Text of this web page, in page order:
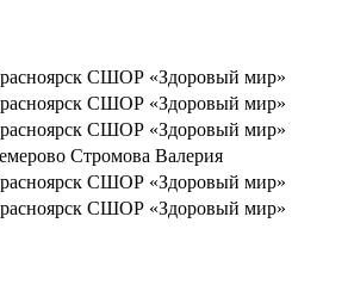
СШОР «Здоровый мир»
СШОР «Здоровый мир»
СШОР «Здоровый мир»
Стромова Валерия
СШОР «Здоровый мир»
СШОР «Здоровый мир»